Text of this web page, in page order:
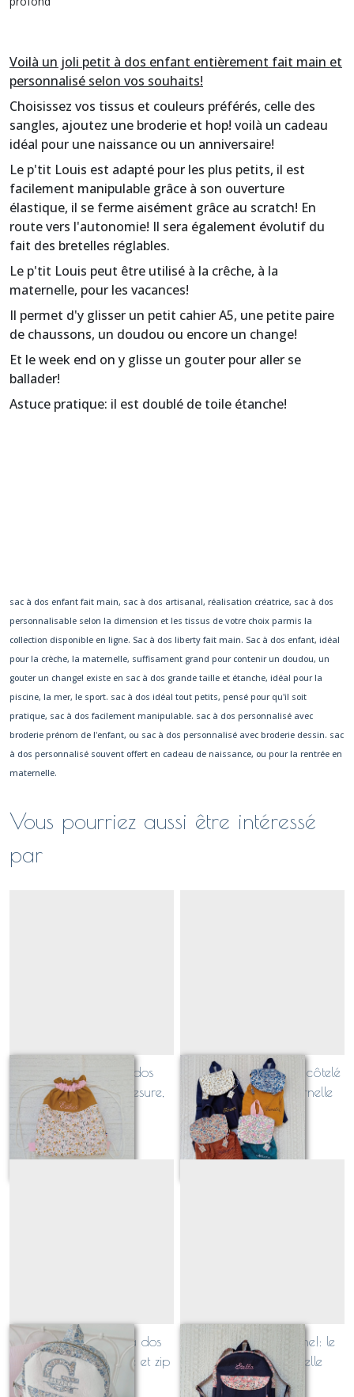
Voilà un joli petit à dos enfant entièrement fait main et
personnalisé selon vos souhaits!
Choisissez vos tissus et couleurs préférés, celle des
sangles, ajoutez une broderie et hop! voilà un cadeau
idéal pour une naissance ou un anniversaire!
Le p'tit Louis est adapté pour les plus petits, il est
facilement manipulable grâce à son ouverture
élastique, il se ferme aisément grâce au scratch! En
route vers l'autonomie! Il sera également évolutif du
fait des bretelles réglables.
Le p'tit Louis peut être utilisé à la crêche, à la
maternelle, pour les vacances!
Il permet d'y glisser un petit cahier A5, une petite paire
de chaussons, un doudou ou encore un change!
Et le week end on y glisse un gouter pour aller se
ballader!
Astuce pratique: il est doublé de toile étanche!
sac à dos enfant fait main, sac à dos artisanal, réalisation créatrice, sac à dos
personnalisable selon la dimension et les tissus de votre choix parmis la
collection disponible en ligne. Sac à dos liberty fait main. Sac à dos enfant, idéal
pour la crèche, la maternelle, suffisament grand pour contenir un doudou, un
gouter un change! existe en sac à dos grande taille et étanche, idéal pour la
piscine, la mer, le sport. sac à dos idéal tout petits, pensé pour qu'il soit
pratique, sac à dos facilement manipulable. sac à dos personnalisé avec
broderie prénom de l'enfant, ou sac à dos personnalisé avec broderie dessin. sac
à dos personnalisé souvent offert en cadeau de naissance, ou pour la rentrée en
maternelle.
Vous pourriez aussi être intéressé
par
petit JULES: Sac à dos
cordon enfant, surmesure,
personnalisé avec broderie
prénom
À partir de
Petit LOUIS en velours côtelé
: le sac à dos maternelle
surmesure et personnalisé
À partir de 44
petit ZEBULON, sac à dos
maternelle molletonné et zip
métal
À partir de
petit ZEBULON étanche!: le
sac à dos maternelle
surmesure et personnalisé
À partir de 67